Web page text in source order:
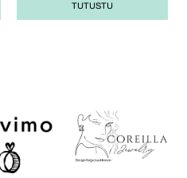
TUTUSTU